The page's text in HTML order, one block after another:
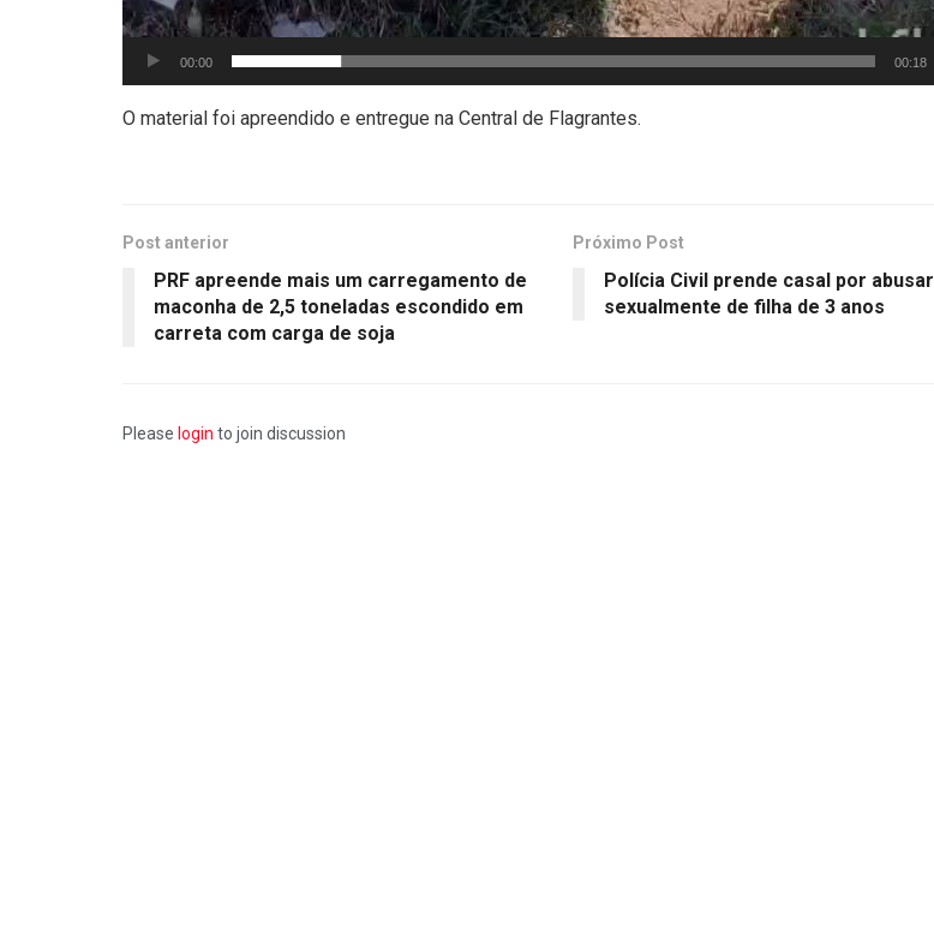
00:00 00:18
O material foi apreendido e entregue na Central de Flagrantes.
Post anterior
PRF apreende mais um carregamento de
maconha de 2,5 toneladas escondido em
carreta com carga de soja
Próximo Post
Polícia Civil prende casal por abusar
sexualmente de filha de 3 anos
Please login to join discussion